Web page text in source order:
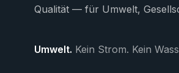
Qualität — für Umwelt,
Umwelt. Kein Strom. Kein